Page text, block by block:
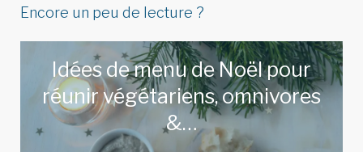
Encore un peu de lecture ?
Idées de menu de Noël pour
réunir végétariens, omnivores
&…